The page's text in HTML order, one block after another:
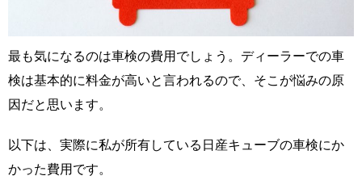
最も気になるのは車検の費用でしょう。ディーラーでの車
検は基本的に料金が高いと言われるので、そこが悩みの原
因だと思います。
以下は、実際に私が所有している日産キューブの車検にか
かった費用です。